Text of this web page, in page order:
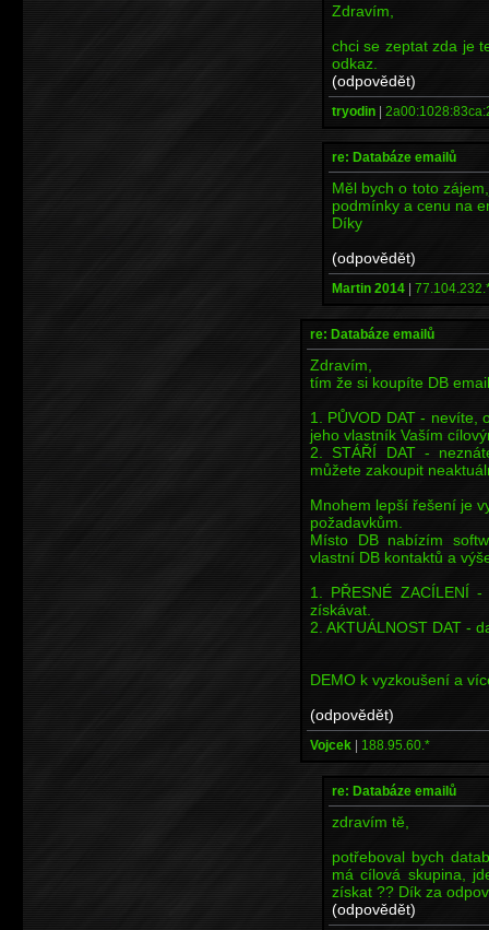
Zdravím,
chci se zeptat zda je
odkaz.
(odpovědět)
tryodin |
re: Databáze emailů
Měl bych o toto
podmínky a cenu na
Díky
(odpovědět)
Martin 2014 |
re: Databáze emailů
Zdravím,
tím že si koupíte DB
1. PŮVOD DAT - nevíte,
jeho vlastník Vaším
2. STÁŘÍ DAT -
můžete zakoupit
Mnohem lepší řešení je
požadavkům.
Místo DB nabízím
vlastní DB kontaktů a
1. PŘESNÉ ZACÍLENÍ
získávat.
2. AKTUÁLNOST DAT -
DEMO k vyzkoušení a
(odpovědět)
Vojcek | 188.95.60.*
re: Databáze emailů
zdravím tě,
potřeboval bych
má cílová skupina,
získat ?? Dík za
(odpovědět)